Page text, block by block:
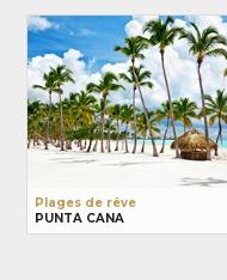
Plages de rêve
PUNTA CANA